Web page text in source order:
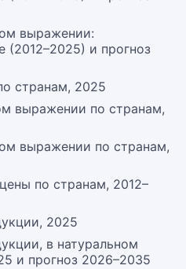
выражении:
(2012–2025) и прогноз
странам, 2025
выражении по странам,
выражении по странам,
по странам, 2012–
2025
в натуральном
и прогноз 2026–2035